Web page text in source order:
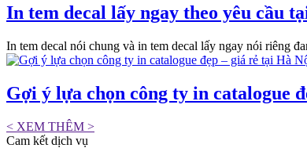
In tem decal lấy ngay theo yêu cầu
In tem decal nói chung và in tem decal lấy ngay nói riêng
Gợi ý lựa chọn công ty in catalogue
< XEM THÊM >
Cam kết dịch vụ